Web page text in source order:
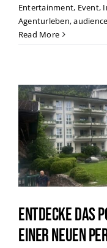
Entertainment, Event,
Agenturleben,
Read More
Entdecke das
einer neuen